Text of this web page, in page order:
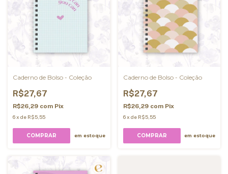
Caderno de Bolso - Coleção
R$27,67
R$26,29 com Pix
6x de R$5,55
COMPRAR em estoque
Caderno de Bolso - Coleção
R$27,67
R$26,29 com Pix
6 x de R$5,55
COMPRAR em estoque